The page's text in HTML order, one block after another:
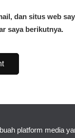
dan situs web
saya berikutnya.
platform media